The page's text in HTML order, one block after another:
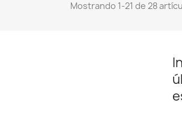
Mostrando 1-21 de 28